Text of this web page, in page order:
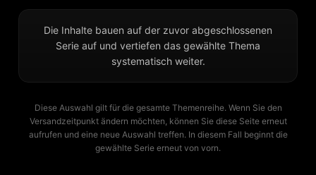
Die Inhalte bauen auf der zuvor abgeschlossenen
Serie auf und vertiefen das gewählte Thema
systematisch weiter.
Diese Auswahl gilt für die gesamte Themenreihe. Wenn Sie den
Versandzeitpunkt ändern möchten, können Sie diese Seite erneut
aufrufen und eine neue Auswahl treffen. In diesem Fall beginnt die
gewählte Serie erneut von vorn.